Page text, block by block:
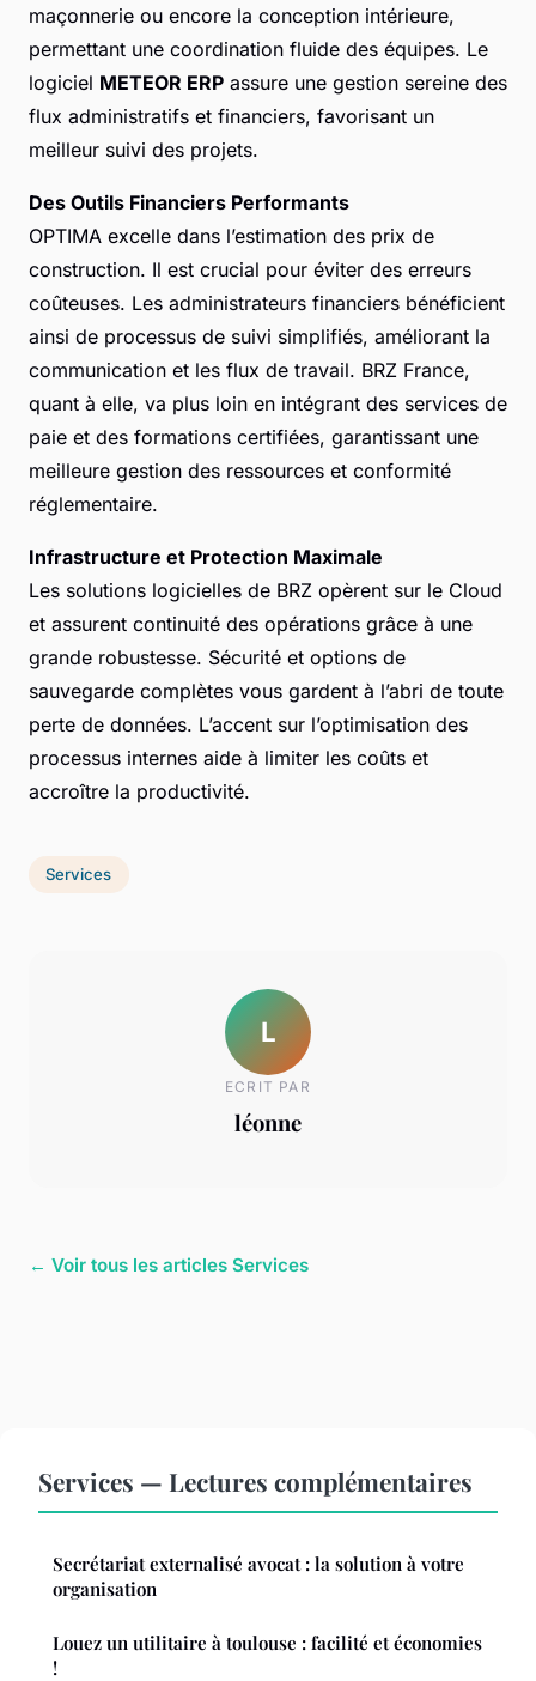
maçonnerie ou encore la conception intérieure,
permettant une coordination fluide des équipes. Le
logiciel METEOR ERP assure une gestion sereine des
flux administratifs et financiers, favorisant un
meilleur suivi des projets.
Des Outils Financiers Performants
OPTIMA excelle dans l’estimation des prix de
construction. Il est crucial pour éviter des erreurs
coûteuses. Les administrateurs financiers bénéficient
ainsi de processus de suivi simplifiés, améliorant la
communication et les flux de travail. BRZ France,
quant à elle, va plus loin en intégrant des services de
paie et des formations certifiées, garantissant une
meilleure gestion des ressources et conformité
réglementaire.
Infrastructure et Protection Maximale
Les solutions logicielles de BRZ opèrent sur le Cloud
et assurent continuité des opérations grâce à une
grande robustesse. Sécurité et options de
sauvegarde complètes vous gardent à l’abri de toute
perte de données. L’accent sur l’optimisation des
processus internes aide à limiter les coûts et
accroître la productivité.
Services
L
ECRIT PAR
léonne
← Voir tous les articles Services
Services — Lectures complémentaires
Secrétariat externalisé avocat : la solution à votre
organisation
Louez un utilitaire à toulouse : facilité et économies
!